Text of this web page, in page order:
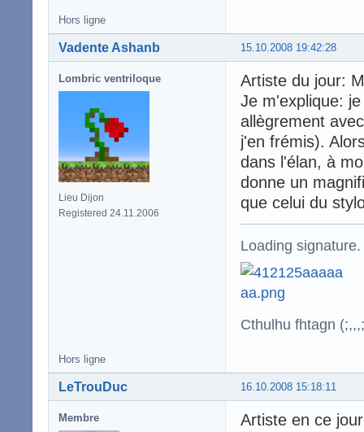
Hors ligne
15.10.2008 19:42:28
Vadente Ashanb
Lombric ventriloque
Lieu Dijon
Registered 24.11.2006
Artiste du jour:
Je m'explique:
allègrement
j'en frémis).
dans l'élan, à
donne un
que celui du
Loading signature.
Cthulhu fhtagn
Hors ligne
16.10.2008 15:18:11
LeTrouDuc
Membre
Artiste en ce